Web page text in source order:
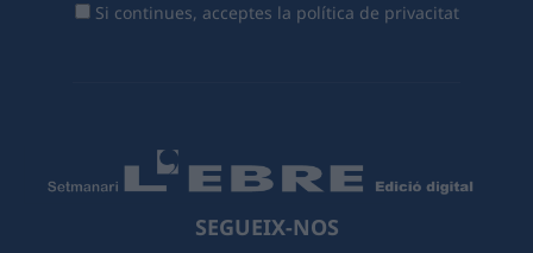
Si continues, acceptes la política de privacitat
SEGUEIX-NOS